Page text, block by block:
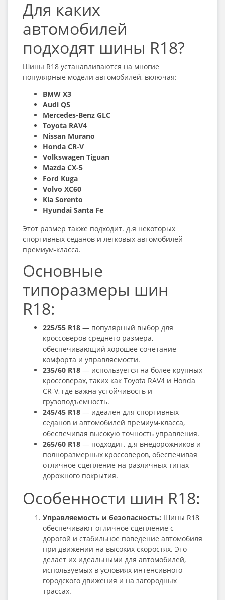
Для каких
автомобилей
подходят шины R18?
Шины R18 устанавливаются на многие
популярные модели автомобилей, включая:
BMW X3
Audi Q5
Mercedes-Benz GLC
Toyota RAV4
Nissan Murano
Honda CR-V
Volkswagen Tiguan
Mazda CX-5
Ford Kuga
Volvo XC60
Kia Sorento
Hyundai Santa Fe
Этот размер также подходит. д.я некоторых
спортивных седанов и легковых автомобилей
премиум-класса.
Основные
типоразмеры шин
R18:
225/55 R18 — популярный выбор для
кроссоверов среднего размера,
обеспечивающий хорошее сочетание
комфорта и управляемости.
235/60 R18 — используется на более крупных
кроссоверах, таких как Toyota RAV4 и Honda
CR-V, где важна устойчивость и
грузоподъемность.
245/45 R18 — идеален для спортивных
седанов и автомобилей премиум-класса,
обеспечивая высокую точность управления.
265/60 R18 — подходит. д.я внедорожников и
полноразмерных кроссоверов, обеспечивая
отличное сцепление на различных типах
дорожного покрытия.
Особенности шин R18:
Управляемость и безопасность: Шины R18
обеспечивают отличное сцепление с
дорогой и стабильное поведение автомобиля
при движении на высоких скоростях. Это
делает их идеальными для автомобилей,
используемых в условиях интенсивного
городского движения и на загородных
трассах.